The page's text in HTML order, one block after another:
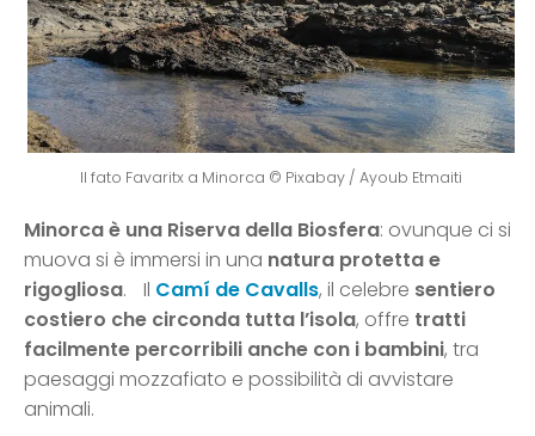
Il fato Favaritx a Minorca © Pixabay / Ayoub Etmaiti
Minorca è una Riserva della Biosfera: ovunque ci si
muova si è immersi in una natura protetta e
rigogliosa. Il Camí de Cavalls, il celebre sentiero
costiero che circonda tutta l’isola, offre tratti
facilmente percorribili anche con i bambini, tra
paesaggi mozzafiato e possibilità di avvistare
animali.